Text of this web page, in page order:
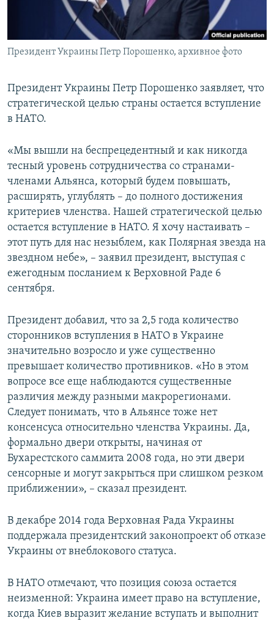
ПОБЕДИТЕЛЕЙ НЕ СУДЯТ?
КРЫМ.НЕПОКОРЕННЫЙ
ELIFBE
ПРИСОЕДИНЯЙТЕСЬ!
Все сайты RFE/RL
Президент Украины Петр Порошенко, архивное фото
Президент Украины Петр Порошенко заявляет, что
стратегической целью страны остается вступление
в НАТО.
«Мы вышли на беспрецедентный и как никогда
тесный уровень сотрудничества со странами-
членами Альянса, который будем повышать,
расширять, углублять – до полного достижения
критериев членства. Нашей стратегической целью
остается вступление в НАТО. Я хочу настаивать –
этот путь для нас незыблем, как Полярная звезда на
звездном небе», – заявил президент, выступая с
ежегодным посланием к Верховной Раде 6
сентября.
Президент добавил, что за 2,5 года количество
сторонников вступления в НАТО в Украине
значительно возросло и уже существенно
превышает количество противников. «Но в этом
вопросе все еще наблюдаются существенные
различия между разными макрорегионами.
Следует понимать, что в Альянсе тоже нет
консенсуса относительно членства Украины. Да,
формально двери открыты, начиная от
Бухарестского саммита 2008 года, но эти двери
сенсорные и могут закрыться при слишком резком
приближении», – сказал президент.
В декабре 2014 года Верховная Рада Украины
поддержала президентский законопроект об отказе
Украины от внеблокового статуса.
В НАТО отмечают, что позиция союза остается
неизменной: Украина имеет право на вступление,
когда Киев выразит желание вступать и выполнит